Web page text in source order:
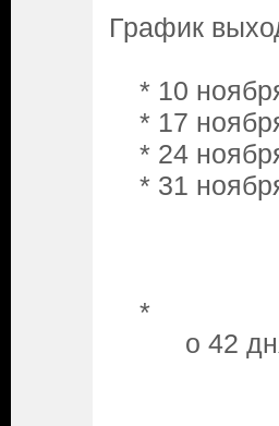
График
* 10
* 17
* 24
* 31
*
o 42